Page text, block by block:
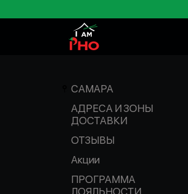
САМАРА
АДРЕСА И ЗОНЫ
ДОСТАВКИ
ОТЗЫВЫ
Акции
ПРОГРАММА
ЛОЯЛЬНОСТИ